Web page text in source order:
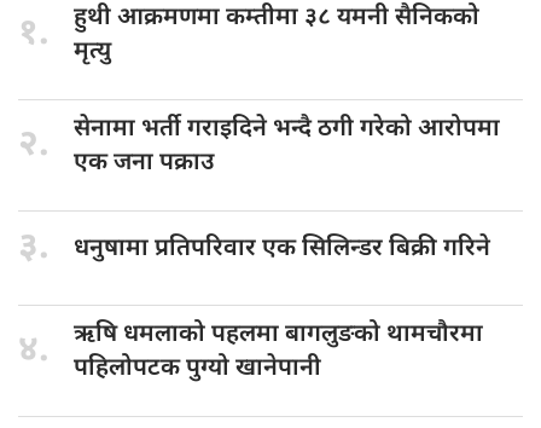
१. हुथी आक्रमणमाकम्तीमा ३८ यमनी सैनिकको
मृत्यु
२. सेनामा भर्तीगराइदिने भन्दै ठगी गरेको आरोपमा
एक जना पक्राउ
३. धनुषामा प्रतिपरिवारएक सिलिन्डर बिक्री गरिने
४. ऋषि धमलाकोपहलमा बागलुङको थामचौरमा
पहिलोपटक पुग्यो खानेपानी